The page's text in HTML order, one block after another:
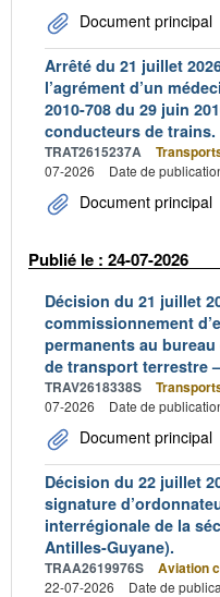
Document principal
Arrêté du 21 juillet
l’agrément d’un
2010-708 du 29 juin
conducteurs de trains.
TRAT2615237A
07-2026
Date de
Document principal
Publié le : 24-07-2026
Décision du 21 juillet
commissionnement
permanents au
de transport terrestre
TRAV2618338S
07-2026
Date de
Document principal
Décision du 22 juillet
signature
interrégionale de la
Antilles-Guyane).
TRAA2619976S Aviation
22-07-2026
Date de